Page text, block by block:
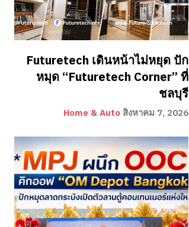
Futuretech เดินหน้าไม่หยุด ปัก
หมุด “Futuretech Corner” ที่
ชลบุรี
Home & Auto สิงหาคม 7, 2026